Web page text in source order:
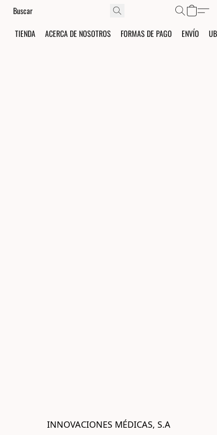
TIENDA ACERCA DE NOSOTROS FORMAS DE PAGO ENVÍO
INNOVACIONES MÉDICAS, S.A